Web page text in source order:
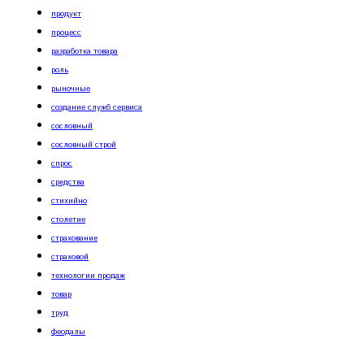
продукт
процесс
разработка товара
роль
рыночные
создание служб сервиса
сословный
сословный строй
спрос
средства
стихийно
столетие
страхование
страховой
технологии продаж
товар
труд
феодалы